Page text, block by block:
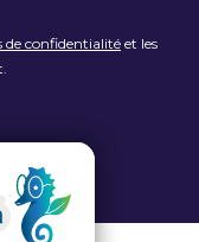
de confidentialité et les